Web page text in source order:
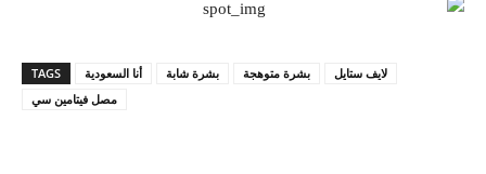
TAGS أنا السعودية بشرة شابة بشرة متوهجة
لايف ستايل
مصل فيتامين سي